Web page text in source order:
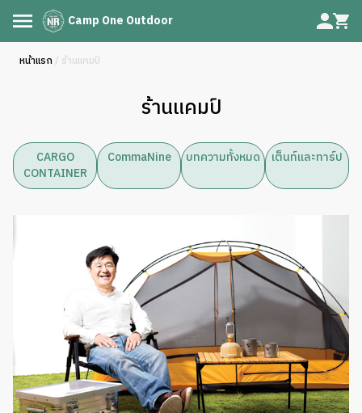
Camp One Outdoor
หน้าแรก / ร้านแคมป์
ร้านแคมป์
CARGO
CONTAINER
CommaNine บทความทั้งหมด เต็นท์และทาร์ป